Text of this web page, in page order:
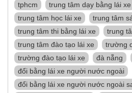
tphcm
trung tâm dạy bằng lái xe
trung tâm học lái xe
trung tâm
trung tâm thi bằng lái xe
trung
trung tâm đào tạo lái xe
trường
trường đào tạo lái xe
đà nẵng
đổi bằng lái xe người nước ngoài
đổi bằng lái xe người nước ngoài